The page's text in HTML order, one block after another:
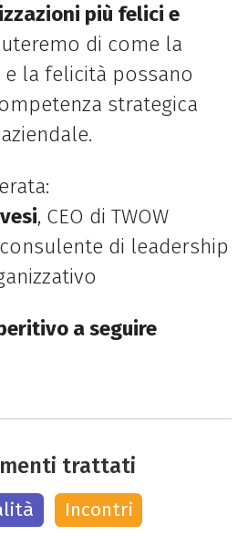
più felici e
di come la
la felicità possano
strategica
, CEO di TWOW
di leadership
a seguire
trattati
Incontri